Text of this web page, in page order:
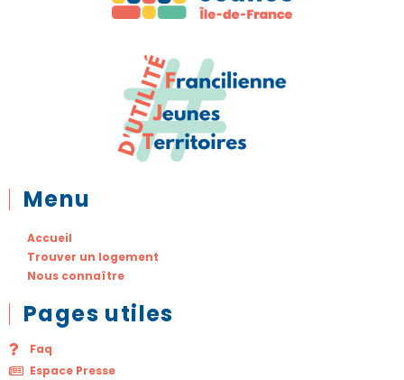
Menu
Accueil
Trouver un logement
Nous connaître
Pages utiles
Faq
Espace Presse